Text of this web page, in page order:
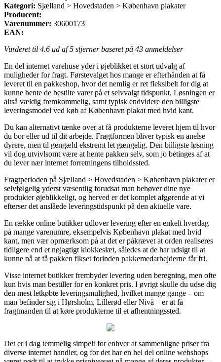
Kategori: Sjælland > Hovedstaden > København plakater
Producent:
Varenummer: 30600173
EAN:
Vurderet til 4.6 ud af 5 stjerner baseret på 43 anmeldelser
En del internet varehuse yder i øjeblikket et stort udvalg af
muligheder for fragt. Førstevalget hos mange er efterhånden at få
leveret til en pakkeshop, hvor det nemlig er ret fleksibelt for dig at
kunne hente de bestilte varer på et selvvalgt tidspunkt. Løsningen er
altså vældig fremkommelig, samt typisk endvidere den billigste
leveringsmodel ved køb af København plakat med hvid kant.
Du kan alternativt tænke over at få produkterne leveret hjem til hvor
du bor eller ud til dit arbejde. Fragtformen bliver typisk en anelse
dyrere, men til gengæld ekstremt let gængelig. Den billigste løsning
vil dog utvivlsomt være at hente pakken selv, som jo betinges af at
du lever nær internet forretningens tilholdssted.
Fragtperioden på Sjælland > Hovedstaden > København plakater er
selvfølgelig yderst væsentlig forudsat man behøver dine nye
produkter øjeblikkeligt, og herved er det komplet afgørende at vi
efterser det anslåede leveringstidspunkt på den aktuelle vare.
En række online butikker udlover levering efter en enkelt hverdag
på mange varenumre, eksempelvis København plakat med hvid
kant, men vær opmærksom på at det er påkrævet at orden realiseres
tidligere end et nøjagtigt klokkeslæt, således at de har udsigt til at
kunne nå at få pakken fikset forinden pakkemedarbejderne får fri.
Visse internet butikker frembyder levering uden beregning, men ofte
kun hvis man bestiller for en konkret pris. I øvrigt skulle du udse dig
den mest letkøbte leveringsmulighed, hvilket mange gange – om
man befinder sig i Hørsholm, Lillerød eller Nivå – er at få
fragtmanden til at køre produkterne til et afhentningssted.
Det er i dag temmelig simpelt for enhver at sammenligne priser fra
diverse internet handler, og for det har en hel del online webshops